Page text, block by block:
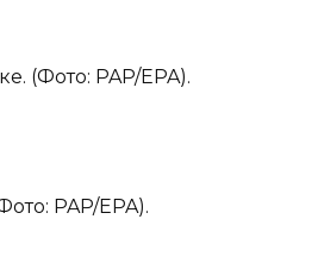
(Фото: PAP/EPA).
PAP/EPA).